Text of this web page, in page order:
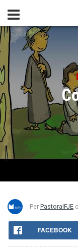
contingut
Cercador
Per PastoralFJE
FACEBOOK